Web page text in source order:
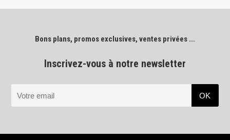
Bons plans, promos exclusives, ventes privées ...
Inscrivez-vous à notre newsletter